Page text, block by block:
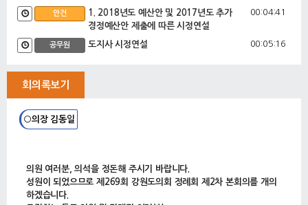
안건
1. 2018년도 예산안 및 2017년도 추가
경정예산안 제출에 따른 시정연설
00:04:41
공무원 도지사 시정연설 00:05:16
회의록보기
○의장 김동일
의원 여러분, 의석을 정돈해 주시기 바랍니다.
성원이 되었으므로 제269회 강원도의회 정례회 제2차 본회의를 개의
하겠습니다.